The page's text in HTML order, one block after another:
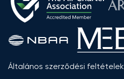
Általános szerződési feltételek